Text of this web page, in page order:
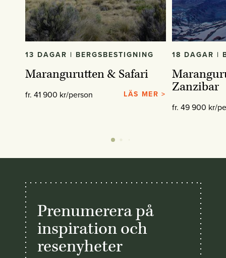
13 DAGAR | BERGSBESTIGNING
Marangurutten & Safari
fr. 41 900 kr/person LÄS MER >
18 DAGAR |
Zanzibar
fr. 49 900 kr/
Prenumerera på
inspiration och
resenyheter